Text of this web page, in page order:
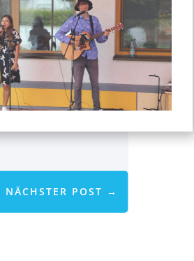
NÄCHSTER POST →